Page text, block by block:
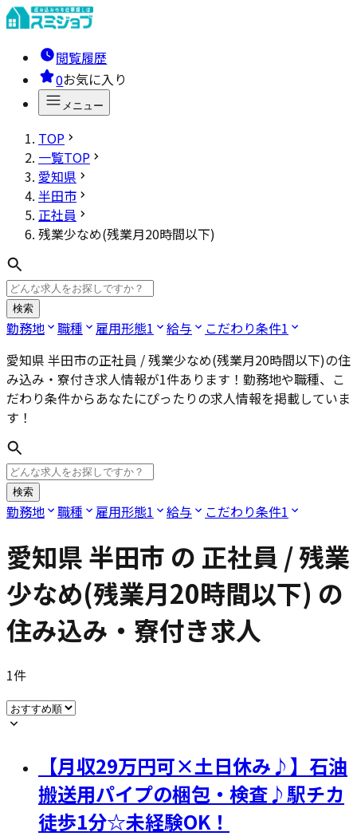
閲覧履歴
0お気に入り
メニュー
TOP
一覧TOP
愛知県
半田市
正社員
残業少なめ(残業月20時間以下)
検索
勤務地 職種 雇用形態1 給与 こだわり条件1
愛知県 半田市の正社員 / 残業少なめ(残業月20時間以下)の住
み込み・寮付き求人情報が1件あります！勤務地や職種、こ
だわり条件からあなたにぴったりの求人情報を掲載していま
す！
検索
勤務地 職種 雇用形態1 給与 こだわり条件1
愛知県 半田市 の 正社員 / 残業
少なめ(残業月20時間以下) の
住み込み・寮付き求人
1件
【月収29万円可×土日休み♪】石油
搬送用パイプの梱包・検査♪駅チカ
徒歩1分☆未経験OK！